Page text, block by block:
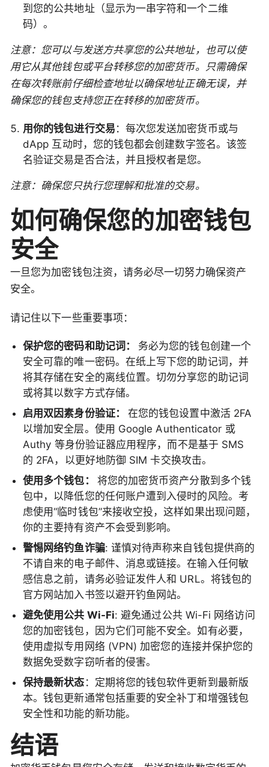
到您的公共地址（显示为一串字符和一个二维
码）。
注意：您可以与发送方共享您的公共地址，也可以使
用它从其他钱包或平台转移您的加密货币。只需确保
在每次转账前仔细检查地址以确保地址正确无误，并
确保您的钱包支持您正在转移的加密货币。
用你的钱包进行交易 ：每次您发送加密货币或与
dApp 互动时，您的钱包都会创建数字签名。该签
名验证交易是否合法，并且授权者是您。
注意：确保您只执行您理解和批准的交易。
如何确保您的加密钱包
安全
一旦您为加密钱包注资，请务必尽一切努力确保资产
安全。
请记住以下一些重要事项：
保护您的密码和助记词： 务必为您的钱包创建一个
安全可靠的唯一密码。在纸上写下您的助记词，并
将其存储在安全的离线位置。切勿分享您的助记词
或将其以数字方式存储。
启用双因素身份验证： 在您的钱包设置中激活 2FA
以增加安全层。使用 Google Authenticator 或
Authy 等身份验证器应用程序，而不是基于 SMS
的 2FA，以更好地防御 SIM 卡交换攻击。
使用多个钱包： 将您的加密货币资产分散到多个钱
包中，以降低您的任何账户遭到入侵时的风险。考
虑使用“临时钱包”来接收空投，这样如果出现问题，
你的主要持有资产不会受到影响。
警惕网络钓鱼诈骗: 谨慎对待声称来自钱包提供商的
不请自来的电子邮件、消息或链接。在输入任何敏
感信息之前，请务必验证发件人和 URL。将钱包的
官方网站加入书签以避开钓鱼网站。
避免使用公共 Wi-Fi: 避免通过公共 Wi-Fi 网络访问
您的加密钱包，因为它们可能不安全。如有必要，
使用虚拟专用网络 (VPN) 加密您的连接并保护您的
数据免受数字窃听者的侵害。
保持最新状态 ：定期将您的钱包软件更新到最新版
本。钱包更新通常包括重要的安全补丁和增强钱包
安全性和功能的新功能。
结语